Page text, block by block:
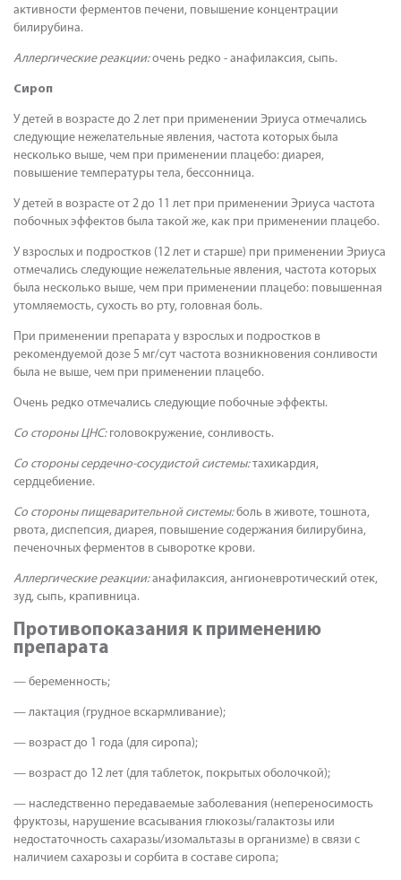
активности ферментов печени, повышение концентрации
билирубина.
Аллергические реакции:очень редко - анафилаксия, сыпь.
Сироп
У детей в возрасте до 2 лет при применении Эриуса отмечались
следующие нежелательные явления, частота которых была
несколько выше, чем при применении плацебо: диарея,
повышение температуры тела, бессонница.
У детей в возрасте от 2 до 11 лет при применении Эриуса частота
побочных эффектов была такой же, как при применении плацебо.
У взрослых и подростков (12 лет и старше) при применении Эриуса
отмечались следующие нежелательные явления, частота которых
была несколько выше, чем при применении плацебо: повышенная
утомляемость, сухость во рту, головная боль.
При применении препарата у взрослых и подростков в
рекомендуемой дозе 5 мг/сут частота возникновения сонливости
была не выше, чем при применении плацебо.
Очень редко отмечались следующие побочные эффекты.
Со стороны ЦНС:головокружение, сонливость.
Со стороны сердечно-сосудистой системы:тахикардия,
сердцебиение.
Со стороны пищеварительной системы:боль в животе, тошнота,
рвота, диспепсия, диарея, повышение содержания билирубина,
печеночных ферментов в сыворотке крови.
Аллергические реакции:анафилаксия, ангионевротический отек,
зуд, сыпь, крапивница.
Противопоказания к применению
препарата
— беременность;
— лактация (грудное вскармливание);
— возраст до 1 года (для сиропа);
— возраст до 12 лет (для таблеток, покрытых оболочкой);
— наследственно передаваемые заболевания (непереносимость
фруктозы, нарушение всасывания глюкозы/галактозы или
недостаточность сахаразы/изомальтазы в организме) в связи с
наличием сахарозы и сорбита в составе сиропа;